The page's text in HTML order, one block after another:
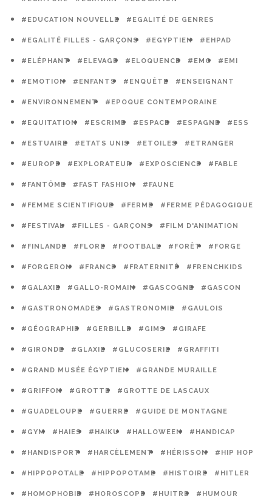
#EDUCATION NOUVELLE #EGALITÉ DE GENRES
#EGALITÉ FILLES - GARÇONS #EGYPTIEN #EHPAD
#ELÉPHANT #ELEVAGE #ELOQUENCE #EMC #EMI
#EMOTION #ENFANTS #ENQUÊTE #ENSEIGNANT
#ENVIRONNEMENT #EPOQUE CONTEMPORAINE
#EQUITATION #ESCRIME #ESPACE #ESPAGNE #ESS
#ESTUAIRE #ETATS UNIS #ETOILES #ETRANGER
#EUROPE #EXPLORATEUR #EXPOSCIENCE #FABLE
#FANTÔME #FAST FASHION #FAUNE
#FEMME SCIENTIFIQUE #FERME #FERME PÉDAGOGIQUE
#FESTIVAL #FILLES - GARÇONS #FILM D'ANIMATION
#FINLANDE #FLORE #FOOTBALL #FORÊT #FORGE
#FORGERON #FRANCE #FRATERNITÉ #FRENCHKIDS
#GALAXIE #GALLO-ROMAIN #GASCOGNE #GASCON
#GASTRONOMADES #GASTRONOMIE #GAULOIS
#GÉOGRAPHIE #GERBILLE #GIMS #GIRAFE
#GIRONDE #GLAXIE #GLUCOSERIE #GRAFFITI
#GRAND MUSÉE ÉGYPTIEN #GRANDE MURAILLE
#GRIFFON #GROTTE #GROTTE DE LASCAUX
#GUADELOUPE #GUERRE #GUIDE DE MONTAGNE
#GYM #HAIES #HAIKU #HALLOWEEN #HANDICAP
#HANDISPORT #HARCÈLEMENT #HÉRISSON #HIP HOP
#HIPPOPOTALE #HIPPOPOTAME #HISTOIRE #HITLER
#HOMOPHOBIE #HOROSCOPE #HUITRE #HUMOUR